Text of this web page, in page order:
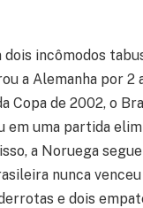
incômodos
a Alemanha por 2
Copa de 2002, o
em uma partida
a Noruega
nunca
e dois